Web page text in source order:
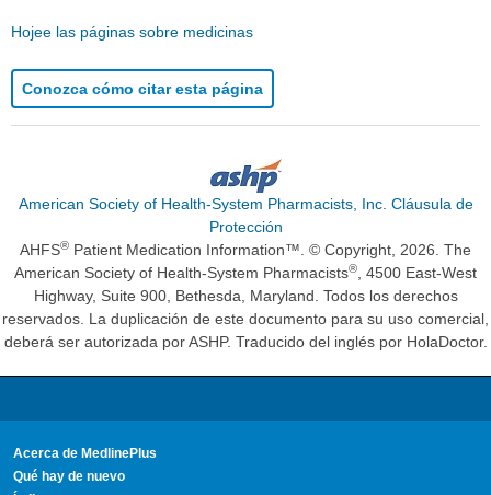
Hojee las páginas sobre medicinas
Conozca cómo citar esta página
American Society of Health-System Pharmacists, Inc. Cláusula de
Protección
AHFS® Patient Medication Information™. © Copyright, 2026. The
American Society of Health-System Pharmacists®, 4500 East-West
Highway, Suite 900, Bethesda, Maryland. Todos los derechos
reservados. La duplicación de este documento para su uso comercial,
deberá ser autorizada por ASHP. Traducido del inglés por HolaDoctor.
Acerca de MedlinePlus
Qué hay de nuevo